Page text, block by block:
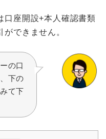
口座開設+本人確認書類
できません。
の口
下の
て下